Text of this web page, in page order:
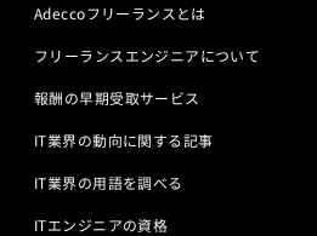
Adeccoフリーランスとは
フリーランスエンジニアについて
報酬の早期受取サービス
IT業界の動向に関する記事
IT業界の用語を調べる
ITエンジニアの資格